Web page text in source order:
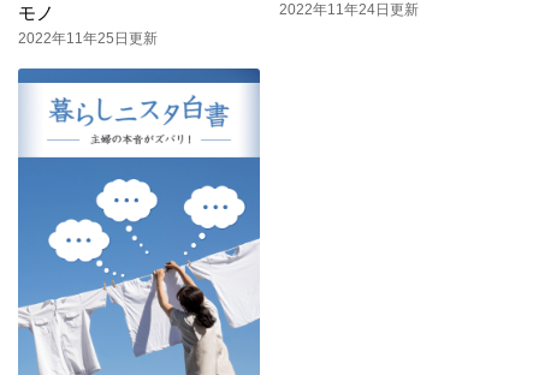
モノ
2022年11年25日更新
2022年11年24日更新